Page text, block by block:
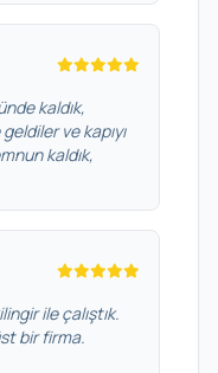
kaldık,
ve kapıyı
kaldık,
ile çalıştık.
bir firma.